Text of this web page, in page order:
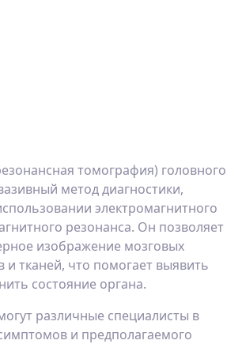
томография) головного
метод диагностики,
электромагнитного
резонанса. Он позволяет
изображение мозговых
и тканей, что помогает выявить
состояние органа.
различные специалисты в
и предполагаемого